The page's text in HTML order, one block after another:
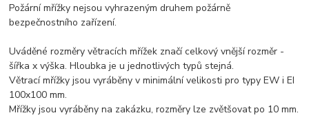
Požární mřížky nejsou vyhrazeným druhem požárně
bezpečnostního zařízení.
Uváděné rozměry větracích mřížek značí celkový vnější rozměr -
šířka x výška. Hloubka je u jednotlivých typů stejná.
Větrací mřížky jsou vyráběny v minimální velikosti pro typy EW i EI
100x100 mm.
Mřížky jsou vyráběny na zakázku, rozměry lze zvětšovat po 10 mm.